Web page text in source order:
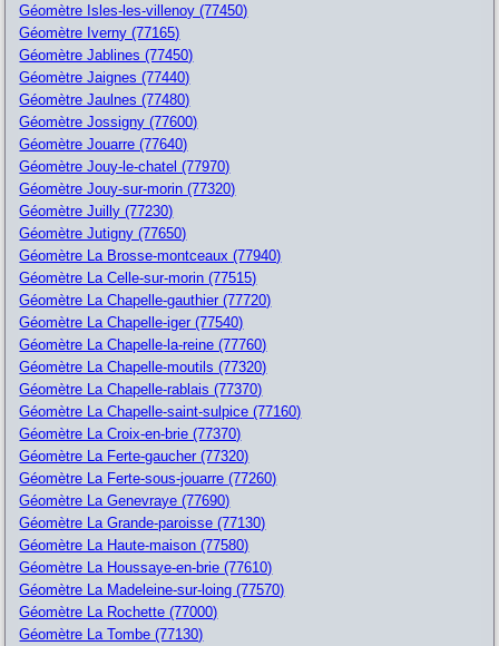
Géomètre Isles-les-villenoy (77450)
Géomètre Iverny (77165)
Géomètre Jablines (77450)
Géomètre Jaignes (77440)
Géomètre Jaulnes (77480)
Géomètre Jossigny (77600)
Géomètre Jouarre (77640)
Géomètre Jouy-le-chatel (77970)
Géomètre Jouy-sur-morin (77320)
Géomètre Juilly (77230)
Géomètre Jutigny (77650)
Géomètre La Brosse-montceaux (77940)
Géomètre La Celle-sur-morin (77515)
Géomètre La Chapelle-gauthier (77720)
Géomètre La Chapelle-iger (77540)
Géomètre La Chapelle-la-reine (77760)
Géomètre La Chapelle-moutils (77320)
Géomètre La Chapelle-rablais (77370)
Géomètre La Chapelle-saint-sulpice (77160)
Géomètre La Croix-en-brie (77370)
Géomètre La Ferte-gaucher (77320)
Géomètre La Ferte-sous-jouarre (77260)
Géomètre La Genevraye (77690)
Géomètre La Grande-paroisse (77130)
Géomètre La Haute-maison (77580)
Géomètre La Houssaye-en-brie (77610)
Géomètre La Madeleine-sur-loing (77570)
Géomètre La Rochette (77000)
Géomètre La Tombe (77130)